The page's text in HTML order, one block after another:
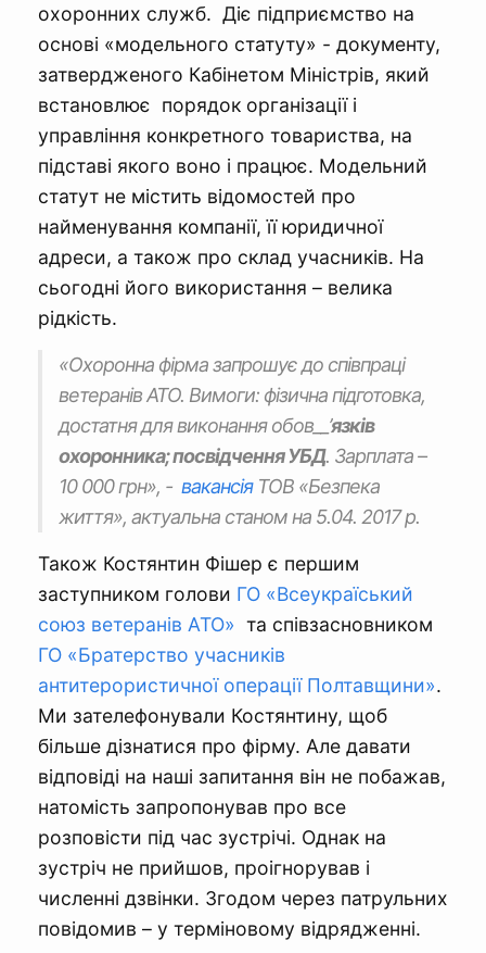
охоронних служб. Діє підприємство на
основі «модельного статуту» - документу,
затвердженого Кабінетом Міністрів, який
встановлює порядок організації і
управління конкретного товариства, на
підставі якого воно і працює. Модельний
статут не містить відомостей про
найменування компанії, її юридичної
адреси, а також про склад учасників. На
сьогодні його використання – велика
рідкість.
«Охоронна фірма запрошує до співпраці
ветеранів АТО. Вимоги: фізична підготовка,
достатня для виконання обов__’язків
охоронника; посвідчення УБД. Зарплата –
10 000 грн», - вакансіяТОВ «Безпека
життя», актуальна станом на 5.04. 2017 р.
Також Костянтин Фішер є першим
заступником голови ГО «Всеукраїський
союз ветеранів АТО» та співзасновником
ГО «Братерство учасників
антитерористичної операції Полтавщини».
Ми зателефонували Костянтину, щоб
більше дізнатися про фірму. Але давати
відповіді на наші запитання він не побажав,
натомість запропонував про все
розповісти під час зустрічі. Однак на
зустріч не прийшов, проігнорував і
численні дзвінки. Згодом через патрульних
повідомив – у терміновому відрядженні.